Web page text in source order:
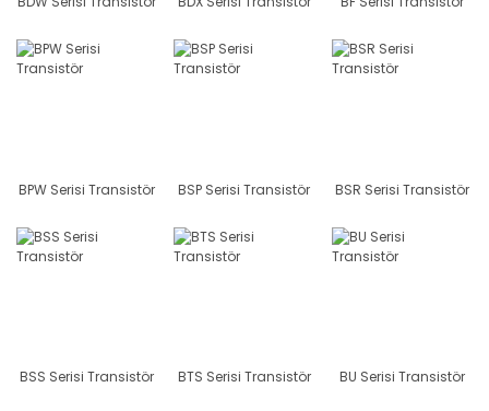
BPW Serisi Transistör BSP Serisi Transistör BSR Serisi Transistör
BSS Serisi Transistör BTS Serisi Transistör BU Serisi Transistör